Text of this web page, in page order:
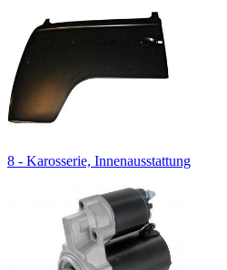
8 - Karosserie, Innenausstattung